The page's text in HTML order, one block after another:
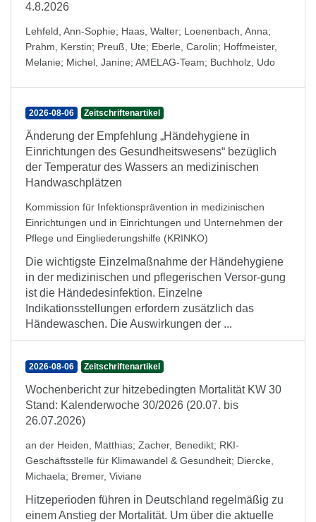
4.8.2026
Lehfeld, Ann-Sophie; Haas, Walter; Loenenbach, Anna;
Prahm, Kerstin; Preuß, Ute; Eberle, Carolin; Hoffmeister,
Melanie; Michel, Janine; AMELAG-Team; Buchholz, Udo
2026-08-06 Zeitschriftenartikel
Änderung der Empfehlung „Händehygiene in
Einrichtungen des Gesundheitswesens“ bezüglich
der Temperatur des Wassers an medizinischen
Handwaschplätzen
Kommission für Infektionsprävention in medizinischen
Einrichtungen und in Einrichtungen und Unternehmen der
Pflege und Eingliederungshilfe (KRINKO)
Die wichtigste Einzelmaßnahme der Händehygiene
in der medizinischen und pflegerischen Versor-gung
ist die Händedesinfektion. Einzelne
Indikationsstellungen erfordern zusätzlich das
Händewaschen. Die Auswirkungen der ...
2026-08-06 Zeitschriftenartikel
Wochenbericht zur hitzebedingten Mortalität KW 30
Stand: Kalenderwoche 30/2026 (20.07. bis
26.07.2026)
an der Heiden, Matthias; Zacher, Benedikt; RKI-
Geschäftsstelle für Klimawandel & Gesundheit; Diercke,
Michaela; Bremer, Viviane
Hitzeperioden führen in Deutschland regelmäßig zu
einem Anstieg der Mortalität. Um über die aktuelle